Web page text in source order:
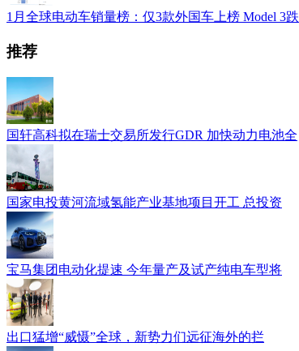
1月全球电动车销量榜：仅3款外国车上榜 Model 3跌
推荐
国轩高科拟在瑞士交易所发行GDR 加快动力电池全
国家电投黄河流域氢能产业基地项目开工 总投资
宝马集团电动化提速 今年量产及试产纯电车型将
出口猛增“威慑”全球，新势力们远征海外的拦